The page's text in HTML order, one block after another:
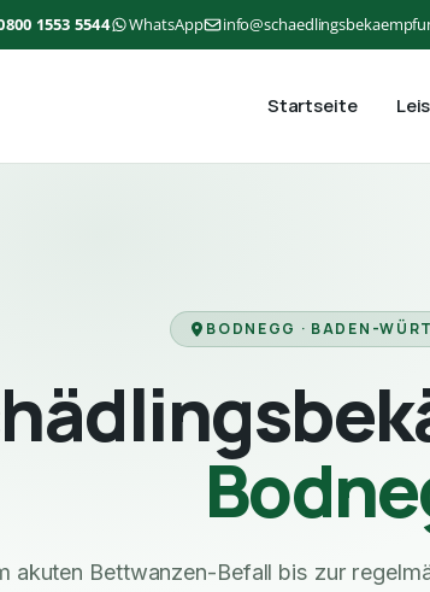
1553 5544 WhatsApp
Startseite
BODNEGG · BADEN-
akuten Bettwanzen-Befall bis zur